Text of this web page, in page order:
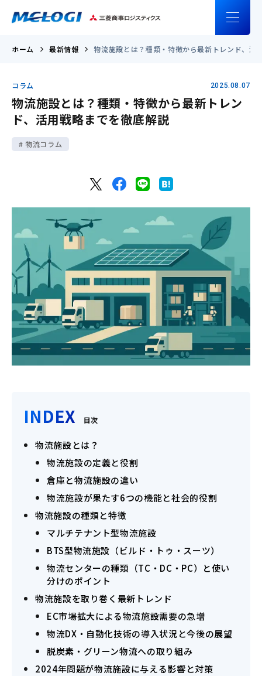
ホーム 最新情報 物流施設とは？種類・特徴から最新トレンド、活
コラム 2025.08.07
物流施設とは？種類・特徴から最新トレン
ド、活用戦略までを徹底解説
物流コラム
INDEX 目次
物流施設とは？
物流施設の定義と役割
倉庫と物流施設の違い
物流施設が果たす6つの機能と社会的役割
物流施設の種類と特徴
マルチテナント型物流施設
BTS型物流施設（ビルド・トゥ・スーツ）
物流センターの種類（TC・DC・PC）と使い
分けのポイント
物流施設を取り巻く最新トレンド
EC市場拡大による物流施設需要の急増
物流DX・自動化技術の導入状況と今後の展望
脱炭素・グリーン物流への取り組み
2024年問題が物流施設に与える影響と対策